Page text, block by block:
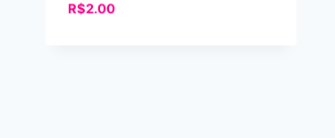
R$2.00